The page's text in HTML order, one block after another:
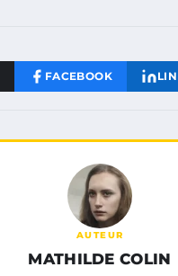
FACEBOOK
AUTEUR
MATHILDE COLIN